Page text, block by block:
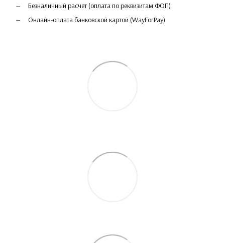
Безналичный расчет (оплата по реквизитам ФОП)
Онлайн-оплата банковской картой (WayForPay)